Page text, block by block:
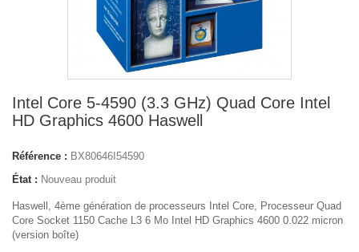
Intel Core 5-4590 (3.3 GHz) Quad Core Intel
HD Graphics 4600 Haswell
Référence : BX80646I54590
État : Nouveau produit
Haswell, 4ème génération de processeurs Intel Core, Processeur Quad
Core Socket 1150 Cache L3 6 Mo Intel HD Graphics 4600 0.022 micron
(version boîte)